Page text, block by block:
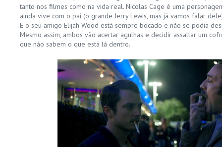
tanto nos filmes como na vida real. Nicolas Cage é uma
ainda vive com o pai (o grande Jerry Lewis, mas já vamos falar
E o seu amigo Elijah Wood está sempre bocado e não se podia
Mesmo assim, ambos vão acertar agulhas e decidir assaltar um
que não sabem o que está lá dentro.